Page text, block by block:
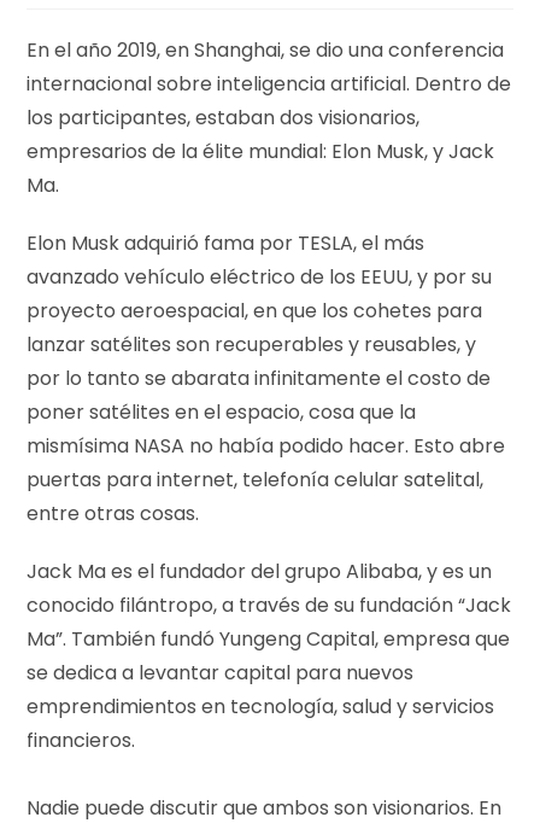
En el año 2019, en Shanghai, se dio una conferencia
internacional sobre inteligencia artificial. Dentro de
los participantes, estaban dos visionarios,
empresarios de la élite mundial: Elon Musk, y Jack
Ma.
Elon Musk adquirió fama por TESLA, el más
avanzado vehículo eléctrico de los EEUU, y por su
proyecto aeroespacial, en que los cohetes para
lanzar satélites son recuperables y reusables, y
por lo tanto se abarata infinitamente el costo de
poner satélites en el espacio, cosa que la
mismísima NASA no había podido hacer. Esto abre
puertas para internet, telefonía celular satelital,
entre otras cosas.
Jack Ma es el fundador del grupo Alibaba, y es un
conocido filántropo, a través de su fundación “Jack
Ma”. También fundó Yungeng Capital, empresa que
se dedica a levantar capital para nuevos
emprendimientos en tecnología, salud y servicios
financieros.
Nadie puede discutir que ambos son visionarios. En